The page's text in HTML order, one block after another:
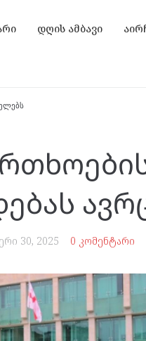
დღის ამბავი
30, 2025 0 კომენტარი